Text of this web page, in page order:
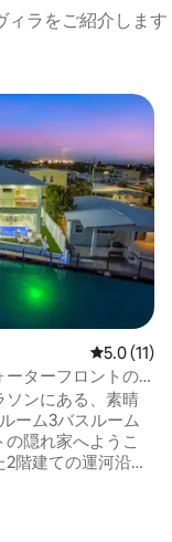
ィラをご紹介します
均評価
レビュー
5.0 (11)
ーターフロントの
ク～ゲームルーム
ソンにある、素晴
ーム3バスルーム
隠れ家へようこ
階建ての運河沿い